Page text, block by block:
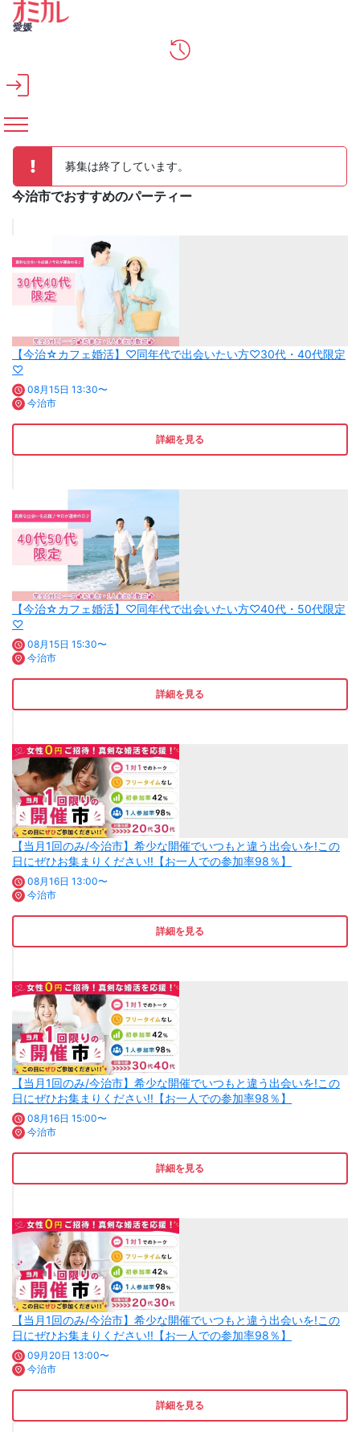
メインコンテンツへスキップ
愛媛
募集は終了しています。
今治市でおすすめのパーティー
【今治☆カフェ婚活】♡同年代で出会いたい方♡30代・40代限定
♡
08月15日 13:30〜
今治市
詳細を見る
【今治☆カフェ婚活】♡同年代で出会いたい方♡40代・50代限定
♡
08月15日 15:30〜
今治市
詳細を見る
【当月1回のみ/今治市】希少な開催でいつもと違う出会いを!この
日にぜひお集まりください!!【お一人での参加率98％】
08月16日 13:00〜
今治市
詳細を見る
【当月1回のみ/今治市】希少な開催でいつもと違う出会いを!この
日にぜひお集まりください!!【お一人での参加率98％】
08月16日 15:00〜
今治市
詳細を見る
【当月1回のみ/今治市】希少な開催でいつもと違う出会いを!この
日にぜひお集まりください!!【お一人での参加率98％】
09月20日 13:00〜
今治市
詳細を見る